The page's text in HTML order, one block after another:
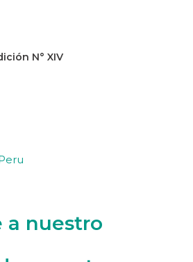
N° XIV
a nuestro